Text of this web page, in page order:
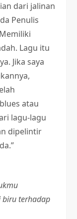
dari jalinan
Penulis
Lagu itu
Jika saya
atau
lagu-lagu
dipelintir
biru terhadap